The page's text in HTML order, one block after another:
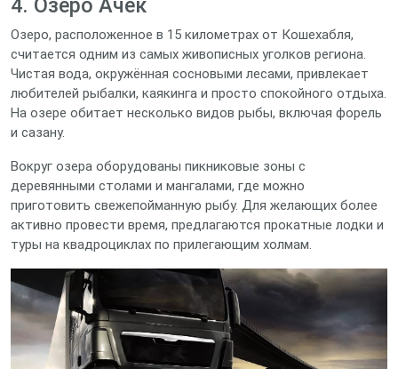
4. Озеро Ачек
Озеро, расположенное в 15 километрах от Кошехабля,
считается одним из самых живописных уголков региона.
Чистая вода, окружённая сосновыми лесами, привлекает
любителей рыбалки, каякинга и просто спокойного отдыха.
На озере обитает несколько видов рыбы, включая форель
и сазану.
Вокруг озера оборудованы пикниковые зоны с
деревянными столами и мангалами, где можно
приготовить свежепойманную рыбу. Для желающих более
активно провести время, предлагаются прокатные лодки и
туры на квадроциклах по прилегающим холмам.